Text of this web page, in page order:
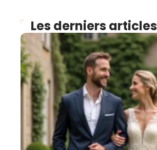
Les derniers articles